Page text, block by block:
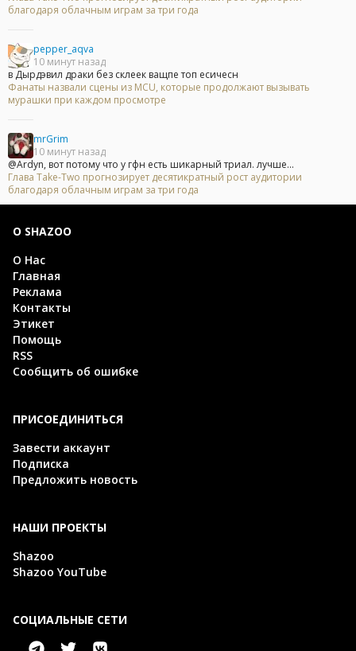
благодаря облачным играм за три года
pepper_aqva
10 минут назад
в Дырдэвил драки без склеек ващпе топ есичесн
Фанаты назвали сцены из MCU, которые продолжают вызывать
мурашки при каждом просмотре
mrGrim
10 минут назад
@Ardyn, вот потому что у гфн есть шикарный триал. лучше...
Глава Take-Two прогнозирует десятикратный рост аудитории
благодаря облачным играм за три года
О SHAZOO
О Нас
Главная
Реклама
Контакты
Этикет
Помощь
RSS
Сообщить об ошибке
ПРИСОЕДИНИТЬСЯ
Завести аккаунт
Подписка
Предложить новость
НАШИ ПРОЕКТЫ
Shazoo
Shazoo YouTube
СОЦИАЛЬНЫЕ СЕТИ